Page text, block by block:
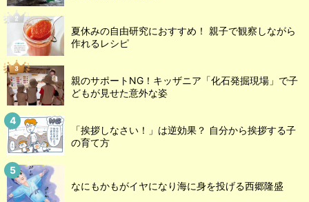
夏休みの自由研究におすすめ！ 親子で観察しながら
作れるレシピ
親のサポートNG！キッザニア「化石発掘現場」で子
どもが見せた意外な姿
「挨拶しなさい！」は逆効果？ 自分から挨拶する子
の育て方
なにもかもがイヤになり海に身を投げる西郷隆盛